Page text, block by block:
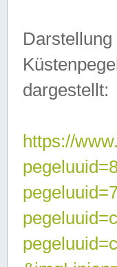
dargestellt:
https://